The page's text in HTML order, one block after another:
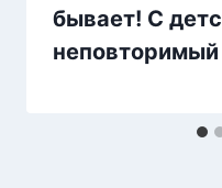
бывает! С
неповторимый